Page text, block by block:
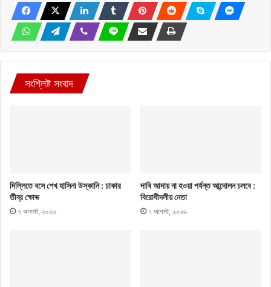
সংশ্লিষ্ট সংবাদ
দিল্লিতে বসে শেখ হাসিনা উস্কানি : ঢাকার
তীব্র ক্ষোভ
৭ আগস্ট, ২০২৬
দাবি আদায় না হওয়া পর্যন্ত আন্দোলন চলবে :
বিরোধীদলীয় নেতা
৭ আগস্ট, ২০২৬